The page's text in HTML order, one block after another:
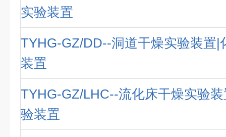
实验装置
TYHG-GZ/DD--洞道干燥实验装置|
装置
TYHG-GZ/LHC--流化床干燥实验
验装置